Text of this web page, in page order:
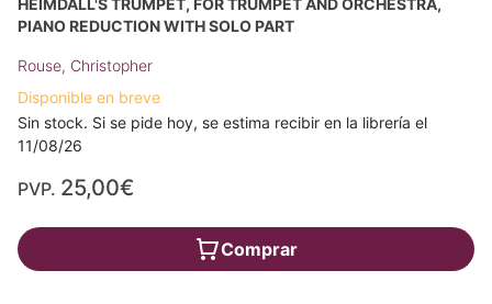
HEIMDALL'S TRUMPET, FOR TRUMPET AND ORCHESTRA,
PIANO REDUCTION WITH SOLO PART
Rouse, Christopher
Disponible en breve
Sin stock. Si se pide hoy, se estima recibir en la librería el
11/08/26
PVP. 25,00€
Comprar